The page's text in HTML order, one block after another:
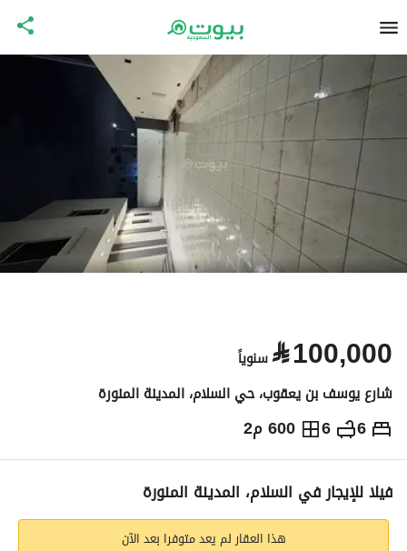
⃁100,000 سنوياً
شارع يوسف بن يعقوب، حي السلام، المدينة المنورة
6
6 600 م2 ⃁
100,000 سنوياً
الإعلان الاماكن القريبة
فيلا للإيجار في السلام، المدينة المنورة
هذا العقار لم يعد متوفرا بعد الآن